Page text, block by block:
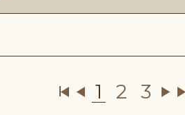
1 2 3